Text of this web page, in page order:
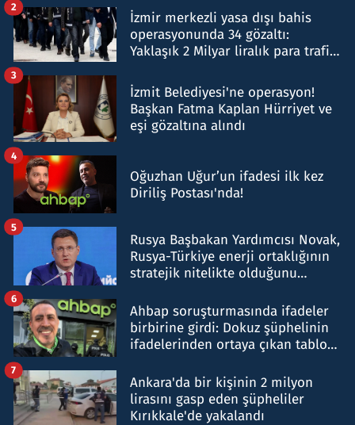
İzmir merkezli yasa dışı bahis
operasyonunda 34 gözaltı:
Yaklaşık 2 Milyar liralık para trafiği
2
İzmit Belediyesi'ne operasyon!
Başkan Fatma Kaplan Hürriyet ve
eşi gözaltına alındı
3
Oğuzhan Uğur’un ifadesi ilk kez
Diriliş Postası'nda!
4
Rusya Başbakan Yardımcısı Novak,
Rusya-Türkiye enerji ortaklığının
stratejik nitelikte olduğunu
5
Ahbap soruşturmasında ifadeler
birbirine girdi: Dokuz şüphelinin
ifadelerinden ortaya çıkan tablo
6
Ankara'da bir kişinin 2 milyon
lirasını gasp eden şüpheliler
Kırıkkale'de yakalandı
7